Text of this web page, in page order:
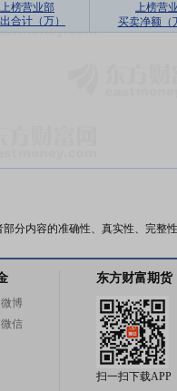
上榜营业部
合计（万）
上榜营
买卖净额（
分内容的准确性、真实性、完整